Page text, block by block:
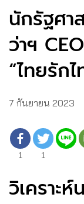
นักรัฐศา
ว่าฯ
“ไทยรัก
7 กันยายน 2023
1 1
วิเคราะ